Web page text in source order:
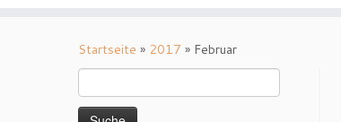
Startseite » 2017 » Februar
nach: